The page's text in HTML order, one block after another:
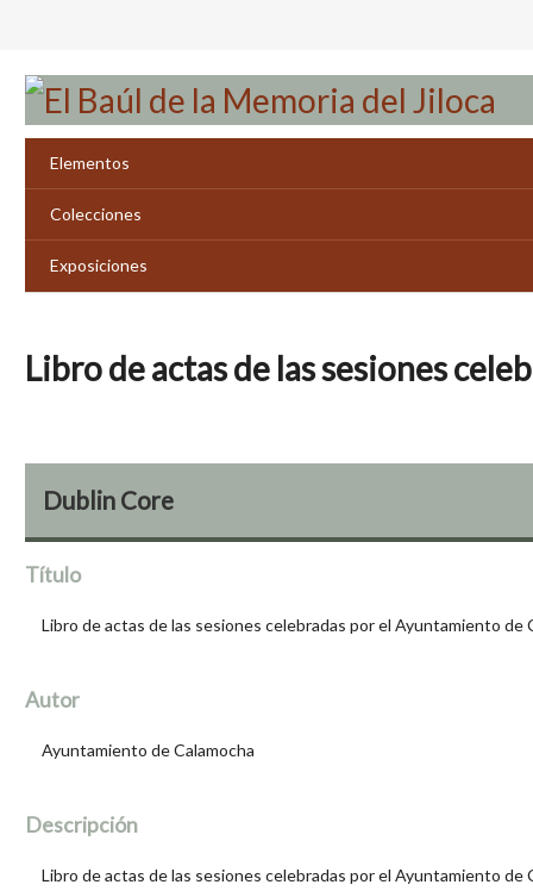
contenido
principal
Elementos
Colecciones
Exposiciones
Libro de actas de las sesiones
Dublin Core
Título
Libro de actas de las sesiones celebradas por el Ayuntamiento de
Autor
Ayuntamiento de Calamocha
Descripción
Libro de actas de las sesiones celebradas por el Ayuntamiento de